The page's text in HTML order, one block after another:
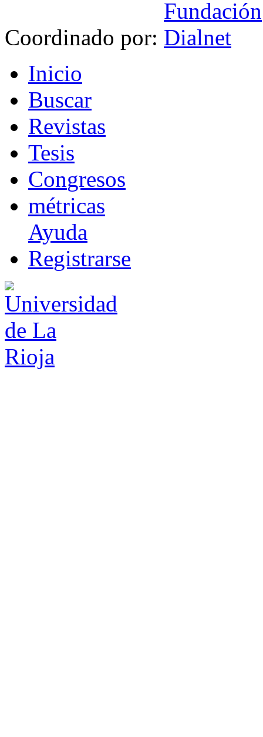
Coordinado por:
Inicio
Buscar
Revistas
Tesis
Congresos
métricas
Ayuda
Registrarse